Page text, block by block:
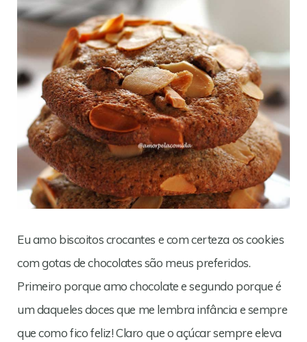
Eu amo biscoitos crocantes e com certeza os cookies
com gotas de chocolates são meus preferidos.
Primeiro porque amo chocolate e segundo porque é
um daqueles doces que me lembra infância e sempre
que como fico feliz! Claro que o açúcar sempre eleva